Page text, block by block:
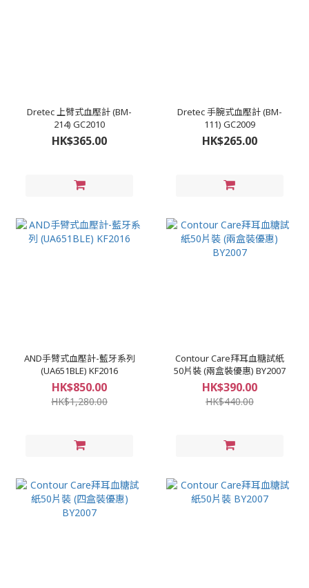
Dretec 上臂式血壓計 (BM-
214) GC2010
HK$365.00
Dretec 手腕式血壓計 (BM-
111) GC2009
HK$265.00
AND手臂式血壓計-藍牙系列
(UA651BLE) KF2016
HK$850.00
HK$1,280.00
Contour Care拜耳血糖試紙
50片裝 (兩盒裝優惠) BY2007
HK$390.00
HK$440.00